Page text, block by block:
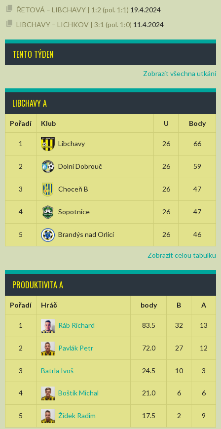
ŘETOVÁ – LIBCHAVY | 1:2 (pol. 1:1) 19.4.2024
LIBCHAVY – LICHKOV | 3:1 (pol. 1:0) 11.4.2024
TENTO TÝDEN
Zobrazit všechna utkání
LIBCHAVY A
Pořadí Klub U Body
1 Libchavy 26 66
2 Dolní Dobrouč 26 59
3 Choceň B 26 47
4 Sopotnice 26 47
5 Brandýs nad Orlicí 26 46
Zobrazit celou tabulku
PRODUKTIVITA A
Pořadí Hráč body B A
1 Ráb Richard 83.5 32 13
2 Pavlák Petr 72.0 27 12
3 Batrla Ivoš 24.5 10 3
4 Boštík Michal 21.0 6 6
5 Žídek Radim 17.5 2 9